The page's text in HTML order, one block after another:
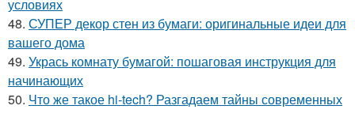
условиях
48. СУПЕР декор стен из бумаги: оригинальные идеи для
вашего дома
49. Укрась комнату бумагой: пошаговая инструкция для
начинающих
50. Что же такое hi-tech? Разгадаем тайны современных